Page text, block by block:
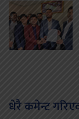
धेरै कमेन्ट